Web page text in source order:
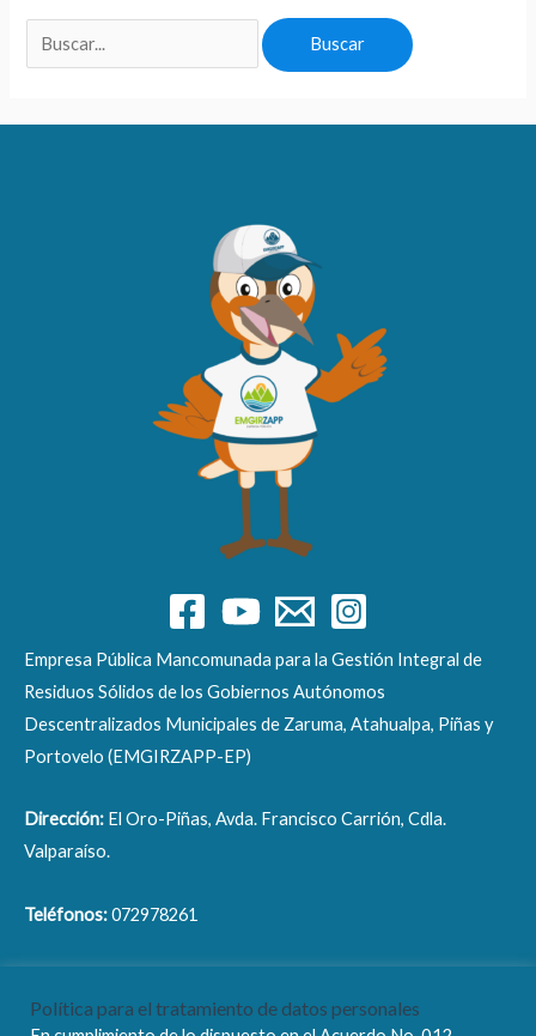
Empresa Pública Mancomunada para la Gestión Integral de
Residuos Sólidos de los Gobiernos Autónomos
Descentralizados Municipales de Zaruma, Atahualpa, Piñas y
Portovelo (EMGIRZAPP-EP)
Dirección: El Oro-Piñas, Avda. Francisco Carrión, Cdla.
Valparaíso.
Teléfonos:072978261
Política para el tratamiento de datos personales